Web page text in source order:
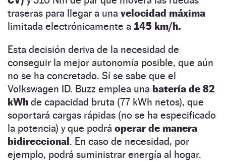
traseras para llegar a una velocidad máxima
limitada electrónicamente a 145 km/h.
Esta decisión deriva de la necesidad de
conseguir la mejor autonomía posible, que aún
no se ha concretado. Sí se sabe que el
Volkswagen ID. Buzz emplea una batería de 82
kWh de capacidad bruta (77 kWh netos), que
soportará cargas rápidas (no se ha especificado
la potencia) y que podrá operar de manera
bidireccional. En caso de necesidad, por
ejemplo, podrá suministrar energía al hogar.